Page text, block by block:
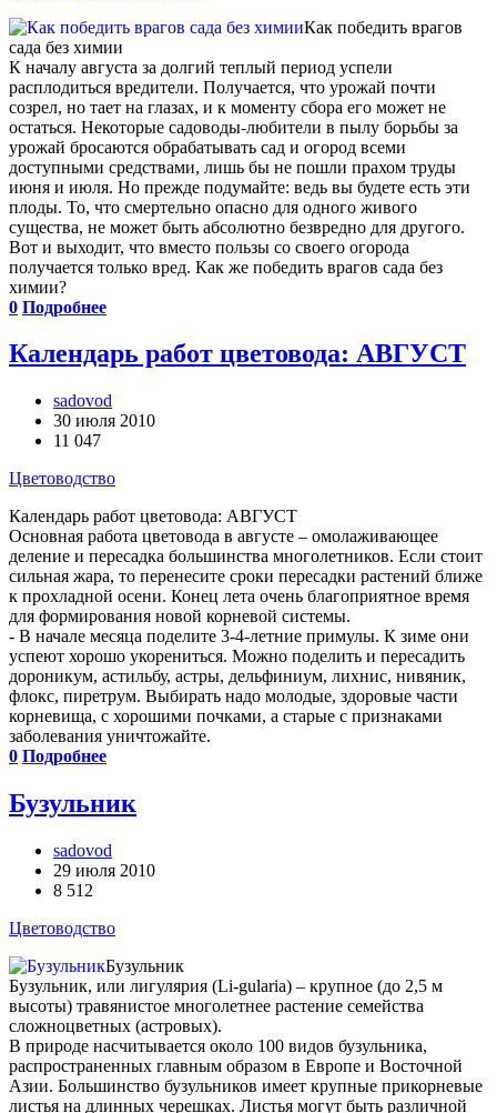
Как победить врагов
сада без химии
К началу августа за долгий теплый период успели
расплодиться вредители. Получается, что урожай почти
созрел, но тает на глазах, и к моменту сбора его может не
остаться. Некоторые садоводы-любители в пылу борьбы за
урожай бросаются обрабатывать сад и огород всеми
доступными средствами, лишь бы не пошли прахом труды
июня и июля. Но прежде подумайте: ведь вы будете есть эти
плоды. То, что смертельно опасно для одного живого
существа, не может быть абсолютно безвредно для другого.
Вот и выходит, что вместо пользы со своего огорода
получается только вред. Как же победить врагов сада без
химии?
0 Подробнее
Календарь работ цветовода: АВГУСТ
sadovod
30 июля 2010
11 047
Цветоводство
Календарь работ цветовода: АВГУСТ
Основная работа цветовода в августе – омолаживающее
деление и пересадка большинства многолетников. Если стоит
сильная жара, то перенесите сроки пересадки растений ближе
к прохладной осени. Конец лета очень благоприятное время
для формирования новой корневой системы.
- В начале месяца поделите 3-4-летние примулы. К зиме они
успеют хорошо укорениться. Можно поделить и пересадить
дороникум, астильбу, астры, дельфиниум, лихнис, нивяник,
флокс, пиретрум. Выбирать надо молодые, здоровые части
корневища, с хорошими почками, а старые с признаками
заболевания уничтожайте.
0 Подробнее
Бузульник
sadovod
29 июля 2010
8 512
Цветоводство
Бузульник
Бузульник, или лигулярия (Li-gularia) – крупное (до 2,5 м
высоты) травянистое многолетнее растение семейства
сложноцветных (астровых).
В природе насчитывается около 100 видов бузульника,
распространенных главным образом в Европе и Восточной
Азии. Большинство бузульников имеет крупные прикорневые
листья на длинных черешках. Листья могут быть различной